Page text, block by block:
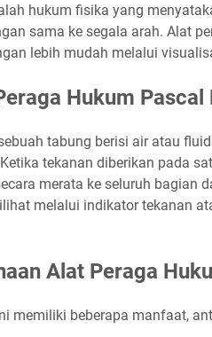
hukum fisika yang
sama ke segala arah. Alat
lebih mudah melalui
Hukum Pascal
tabung berisi air atau
tekanan diberikan pada
merata ke seluruh bagian
melalui indikator tekanan
Alat Peraga
memiliki beberapa manfaat,